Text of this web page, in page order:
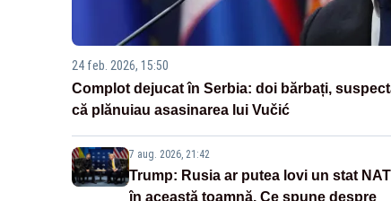
24 feb. 2026, 15:50
Complot dejucat în Serbia: doi bărbați,
că plănuiau asasinarea lui Vučić
7 aug. 2026, 21:42
Trump: Rusia ar putea lovi un stat
în această toamnă. Ce spune despre